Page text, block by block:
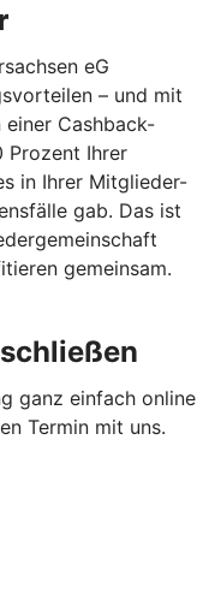
eG
– und mit
Cashback-
Prozent Ihrer
in Ihrer Mitglieder-
gab. Das ist
gemeinsam.
ganz einfach online
Termin mit uns.